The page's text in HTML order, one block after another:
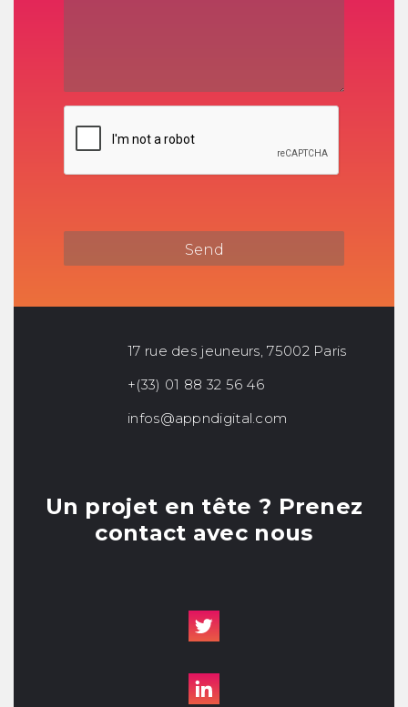
17 rue des jeuneurs, 75002 Paris
+(33) 01 88 32 56 46
infos@appndigital.com
Un projet en tête ? Prenez
contact avec nous